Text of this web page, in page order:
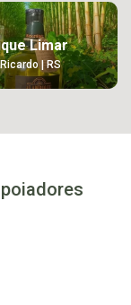
Limar
| RS